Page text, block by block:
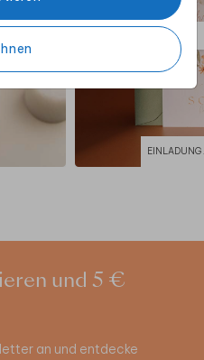
EINLADUNG
und 5 €
an und entdecke